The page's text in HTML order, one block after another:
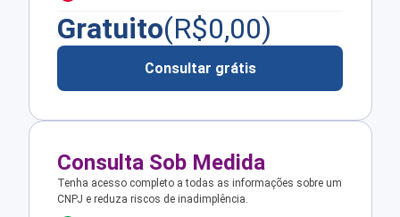
Gratuito(R$0,00)
Consultar grátis
Consulta Sob Medida
Tenha acesso completo a todas as informações sobre um
CNPJ e reduza riscos de inadimplência.